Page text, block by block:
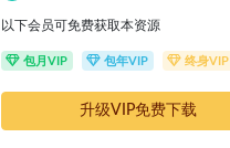
以下会员可免费获取本资源
包月VIP 包年VIP 终身VIP
升级VIP免费下载